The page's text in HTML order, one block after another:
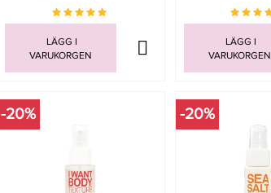
LÄGG I
VARUKORGEN
LÄGG I
VARUKORGEN
-20% -20%